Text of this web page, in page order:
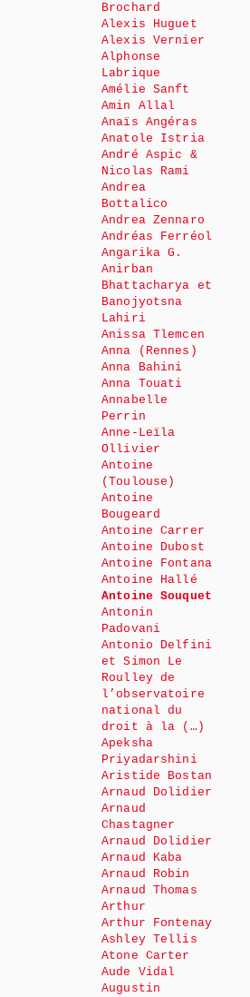
Brochard
Alexis Huguet
Alexis Vernier
Alphonse
Labrique
Amélie Sanft
Amin Allal
Anaïs Angéras
Anatole Istria
André Aspic &
Nicolas Rami
Andrea
Bottalico
Andrea Zennaro
Andréas Ferréol
Angarika G.
Anirban
Bhattacharya et
Banojyotsna
Lahiri
Anissa Tlemcen
Anna (Rennes)
Anna Bahini
Anna Touati
Annabelle
Perrin
Anne-Leïla
Ollivier
Antoine
(Toulouse)
Antoine
Bougeard
Antoine Carrer
Antoine Dubost
Antoine Fontana
Antoine Hallé
Antoine Souquet
Antonin
Padovani
Antonio Delfini
et Simon Le
Roulley de
l’observatoire
national du
droit à la (…)
Apeksha
Priyadarshini
Aristide Bostan
Arnaud Dolidier
Arnaud
Chastagner
Arnaud Dolidier
Arnaud Kaba
Arnaud Robin
Arnaud Thomas
Arthur
Arthur Fontenay
Ashley Tellis
Atone Carter
Aude Vidal
Augustin